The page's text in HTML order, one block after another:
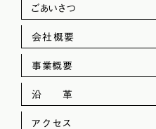
ごあいさつ
会社概要
事業概要
沿 革
アクセス